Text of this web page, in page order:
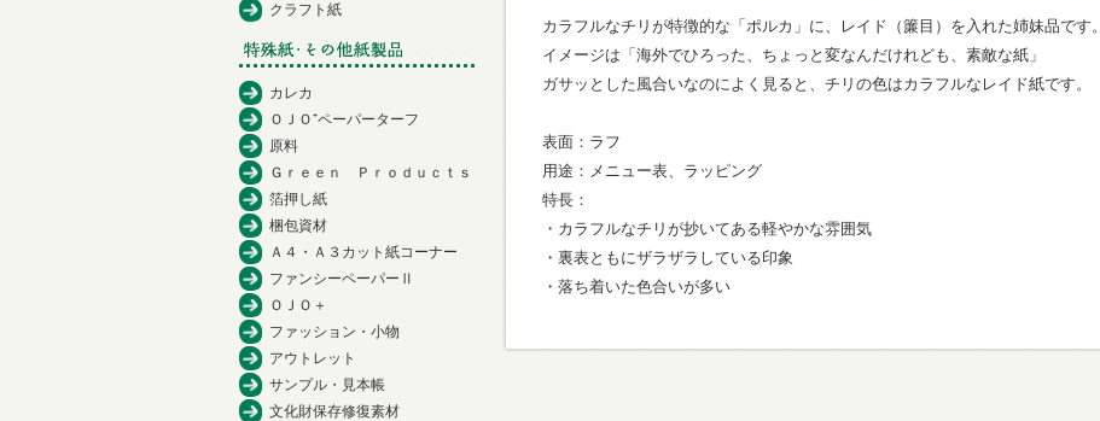
カラフルなチリが特徴的な「ポルカ」に、レイド（簾目）を入れた姉妹品です。
イメージは「海外でひろった、ちょっと変なんだけれども、素敵な紙」
ガサッとした風合いなのによく見ると、チリの色はカラフルなレイド紙です。
表面：ラフ
用途：メニュー表、ラッピング
特長：
・カラフルなチリが抄いてある軽やかな雰囲気
・裏表ともにザラザラしている印象
・落ち着いた色合いが多い
クラフト紙
カレカ
ＯＪＯ⁺ペーパーターフ
原料
Ｇｒｅｅｎ Ｐｒｏｄｕｃｔｓ
箔押し紙
梱包資材
Ａ４・Ａ３カット紙コーナー
ファンシーペーパーⅡ
ＯＪＯ＋
ファッション・小物
アウトレット
サンプル・見本帳
文化財保存修復素材